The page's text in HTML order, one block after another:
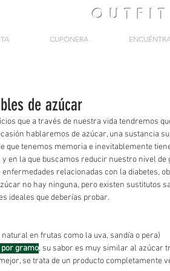
OUTFIT
CUPONERA
de azúcar
que a través de nuestra vida tendremos
hablaremos de azúcar, una sustancia
que tenemos memoria e inevitablemente
en la que buscamos reducir nuestro nivel
relacionadas con la diabetes,
no hay ninguna, pero existen sustitutos
ideales que deberías probar.
en frutas como la uva, sandía o pera)
por gramo, su sabor es muy similar al azúcar
se trata de un producto completamente